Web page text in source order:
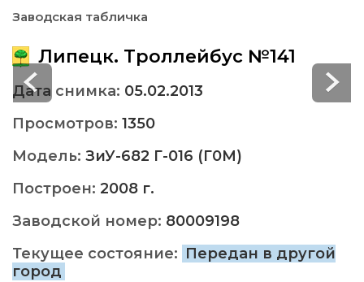
Заводская табличка
Липецк. Троллейбус №141
Дата снимка: 05.02.2013
Просмотров: 1350
Модель: ЗиУ-682 Г-016 (Г0М)
Построен: 2008 г.
Заводской номер: 80009198
Текущее состояние: Передан в другой
город